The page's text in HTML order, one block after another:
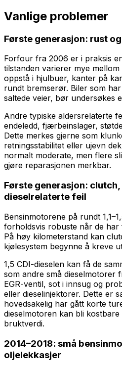
Vanlige problemer
Første generasjon: rust
Forfour fra 2006 er i praksis
tilstanden varierer mye
oppstå i hjulbuer, kanter på
rundt bremserør. Biler som
saltede veier, bør undersøkes
Andre typiske aldersrelaterte
endeledd, fjærbeinslager,
Dette merkes gjerne som
retningsstabilitet eller ujevn
normalt moderate, men flere
gjøre reparasjonen merkbar.
Første generasjon:
dieselrelaterte feil
Bensinmotorene på rundt
forholdsvis robuste når de har
På høy kilometerstand kan
kjølesystem begynne å kreve
1,5 CDI-dieselen kan få de
som andre små dieselmotorer
EGR-ventil, sot i innsug og
eller dieselinjektorer. Dette er
hovedsakelig har gått korte
dieselmotoren kan bli kostbare
bruktverdi.
2014–2018: små
oljelekkasjer